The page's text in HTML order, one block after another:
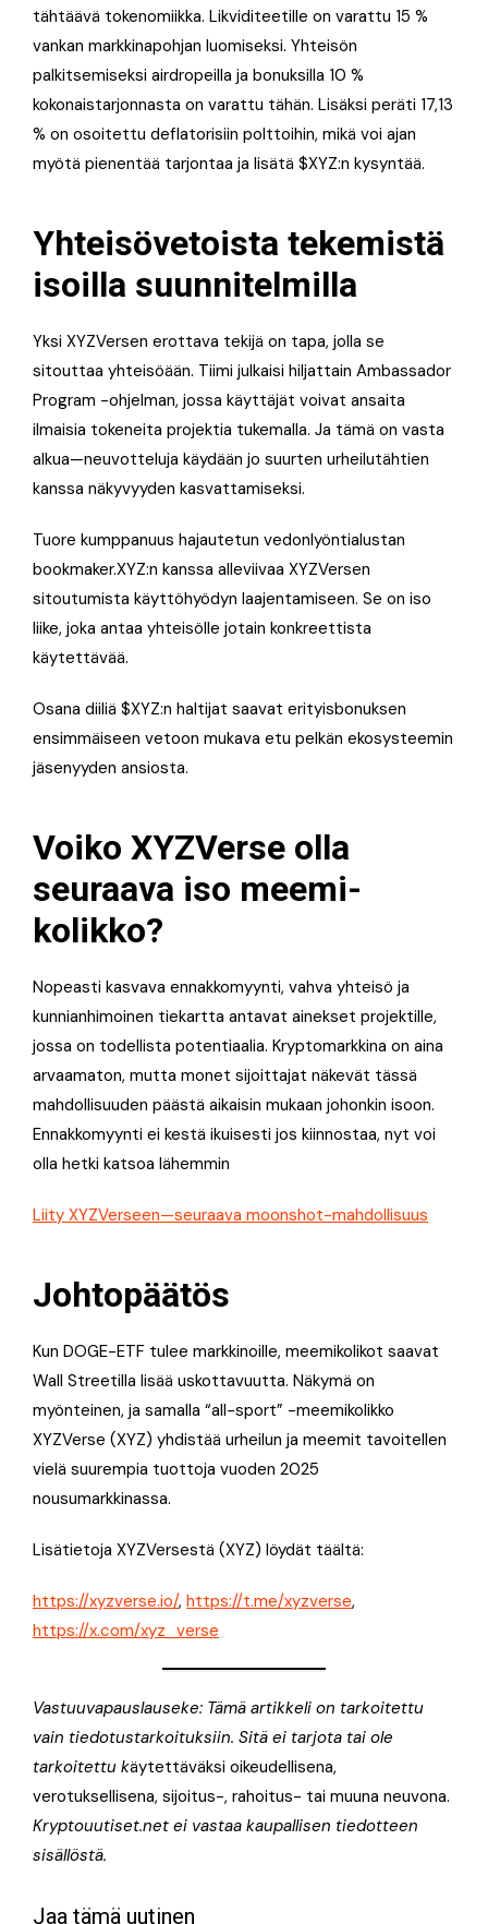
tähtäävä tokenomiikka. Likviditeetille on varattu 15 %
vankan markkinapohjan luomiseksi. Yhteisön
palkitsemiseksi airdropeilla ja bonuksilla 10 %
kokonaistarjonnasta on varattu tähän. Lisäksi peräti 17,13
% on osoitettu deflatorisiin polttoihin, mikä voi ajan
myötä pienentää tarjontaa ja lisätä $XYZ:n kysyntää.
Yhteisövetoista tekemistä
isoilla suunnitelmilla
Yksi XYZVersen erottava tekijä on tapa, jolla se
sitouttaa yhteisöään. Tiimi julkaisi hiljattain Ambassador
Program -ohjelman, jossa käyttäjät voivat ansaita
ilmaisia tokeneita projektia tukemalla. Ja tämä on vasta
alkua—neuvotteluja käydään jo suurten urheilutähtien
kanssa näkyvyyden kasvattamiseksi.
Tuore kumppanuus hajautetun vedonlyöntialustan
bookmaker.XYZ:n kanssa alleviivaa XYZVersen
sitoutumista käyttöhyödyn laajentamiseen. Se on iso
liike, joka antaa yhteisölle jotain konkreettista
käytettävää.
Osana diiliä $XYZ:n haltijat saavat erityisbonuksen
ensimmäiseen vetoon mukava etu pelkän ekosysteemin
jäsenyyden ansiosta.
Voiko XYZVerse olla
seuraava iso meemi­
kolikko?
Nopeasti kasvava ennakkomyynti, vahva yhteisö ja
kunnianhimoinen tiekartta antavat ainekset projektille,
jossa on todellista potentiaalia. Kryptomarkkina on aina
arvaamaton, mutta monet sijoittajat näkevät tässä
mahdollisuuden päästä aikaisin mukaan johonkin isoon.
Ennakkomyynti ei kestä ikuisesti jos kiinnostaa, nyt voi
olla hetki katsoa lähemmin
Liity XYZVerseen—seuraava moonshot-mahdollisuus
Johtopäätös
Kun DOGE-ETF tulee markkinoille, meemi­kolikot saavat
Wall Streetilla lisää uskottavuutta. Näkymä on
myönteinen, ja samalla “all-sport” -meemi­kolikko
XYZVerse (XYZ) yhdistää urheilun ja meemit tavoitellen
vielä suurempia tuottoja vuoden 2025
nousumarkkinassa.
Lisätietoja XYZVersestä (XYZ) löydät täältä:
https://xyzverse.io/, https://t.me/xyzverse,
https://x.com/xyz_verse
Vastuuvapauslauseke: Tämä artikkeli on tarkoitettu
vain tiedotustarkoituksiin. Sitä ei tarjota tai ole
tarkoitettu käytettäväksi oikeudellisena,
verotuksellisena, sijoitus-, rahoitus- tai muuna neuvona.
Kryptouutiset.net ei vastaa kaupallisen tiedotteen
sisällöstä.
Jaa tämä uutinen